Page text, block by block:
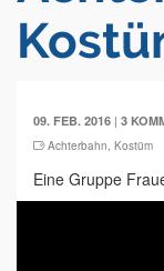
09. FEB. 2016 | 3
Achterbahn, Kostüm
Eine Gruppe